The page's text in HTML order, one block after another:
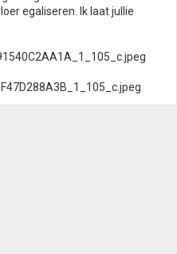
egaliseren. Ik laat jullie